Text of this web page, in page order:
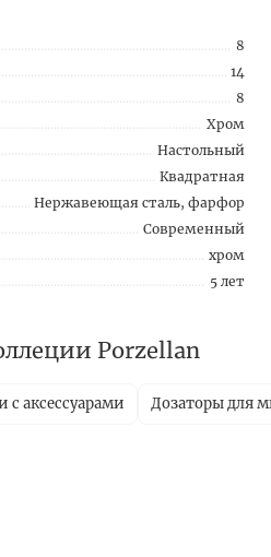
8
14
8
Хром
Настольный
Квадратная
Нержавеющая сталь, фарфор
Современный
хром
5 лет
Porzellan
с аксессуарами Дозаторы для